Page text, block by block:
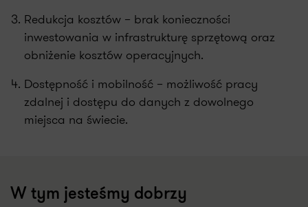
Redukcja kosztów – brak konieczności
inwestowania w infrastrukturę sprzętową oraz
obniżenie kosztów operacyjnych.
Dostępność i mobilność – możliwość pracy
zdalnej i dostępu do danych z dowolnego
miejsca na świecie.
W tym jesteśmy dobrzy